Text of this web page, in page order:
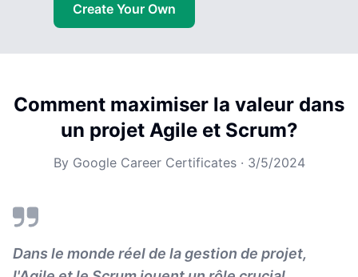
Create Your Own
Comment maximiser la valeur dans
un projet Agile et Scrum?
By Google Career Certificates· 3/5/2024
Dans le monde réel de la gestion de projet,